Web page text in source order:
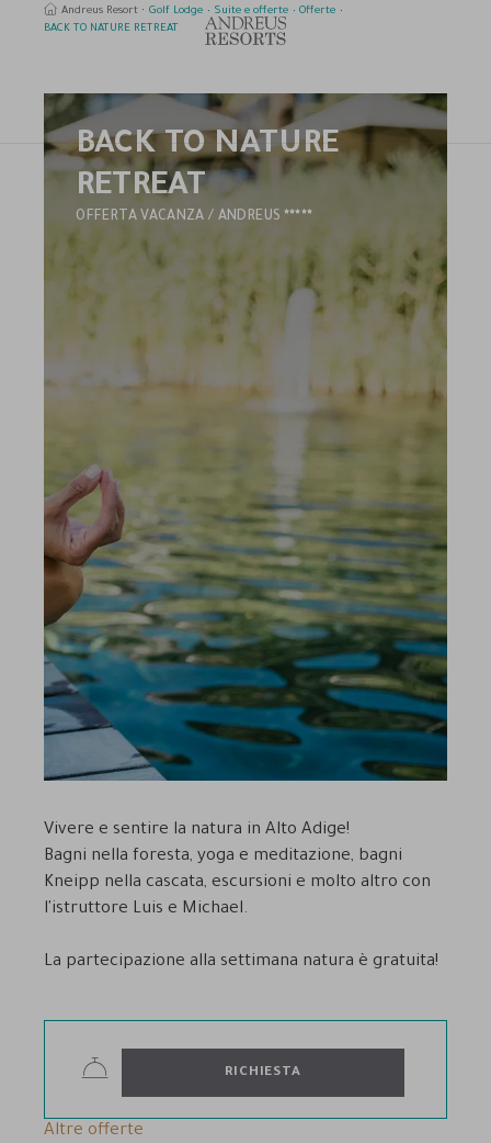
Andreus Resort Golf Lodge Suite e offerte
Offerte
BACK TO NATURE RETREAT
BACK TO NATURE
RETREAT
OFFERTA VACANZA / ANDREUS
5
Vivere e sentire la natura in Alto Adige!
Bagni nella foresta, yoga e meditazione, bagni
Kneipp nella cascata, escursioni e molto altro con
l'istruttore Luis e Michael.
La partecipazione alla settimana natura è gratuita!
RICHIESTA
Altre offerte